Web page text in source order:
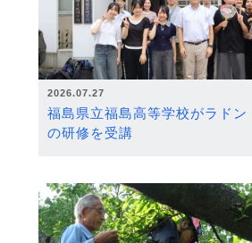
2026.07.27
福島県立福島高等学校がラドン
の研修を受講